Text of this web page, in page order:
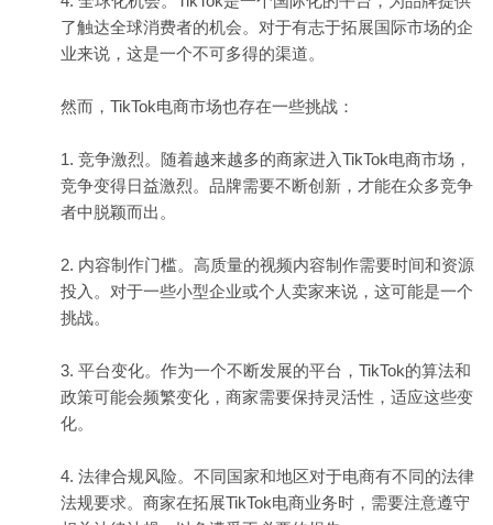
了触达全球消费者的机会。对于有志于拓展国际市场的企
业来说，这是一个不可多得的渠道。
然而，TikTok电商市场也存在一些挑战：
1. 竞争激烈。随着越来越多的商家进入TikTok电商市场，
竞争变得日益激烈。品牌需要不断创新，才能在众多竞争
者中脱颖而出。
2. 内容制作门槛。高质量的视频内容制作需要时间和资源
投入。对于一些小型企业或个人卖家来说，这可能是一个
挑战。
3. 平台变化。作为一个不断发展的平台，TikTok的算法和
政策可能会频繁变化，商家需要保持灵活性，适应这些变
化。
4. 法律合规风险。不同国家和地区对于电商有不同的法律
法规要求。商家在拓展TikTok电商业务时，需要注意遵守